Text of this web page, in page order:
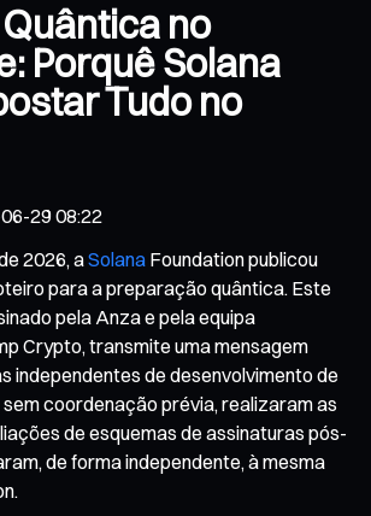
no
Porquê Solana
Tudo no
29 08:22
2026, aSolana Foundation publicou
para a preparação quântica. Este
pela Anza e pela equipa
Crypto, transmite uma mensagem
independentes de desenvolvimento de
coordenação prévia, realizaram as
de esquemas de assinaturas pós-
de forma independente, à mesma